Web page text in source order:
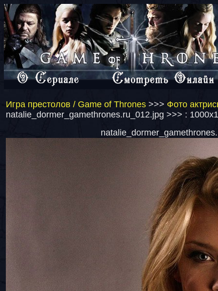
Игра престолов / Game of Thrones >>> Фото
natalie_dormer_gamethrones.ru_012.jpg >>> :